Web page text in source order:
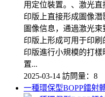
用定位裝置。、激光
印版上直接形成圖像
圖像信息，通過激光
印版上形成可用于印
印版進行小規模的打
置...
2025-03-14 訪問量：8
一種環保型BOPP鐳射